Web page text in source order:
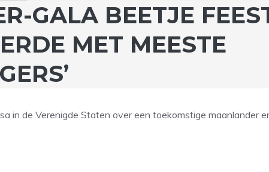
GALA BEETJE
MET MEESTE
in de Verenigde Staten over een toekomstige maanlander